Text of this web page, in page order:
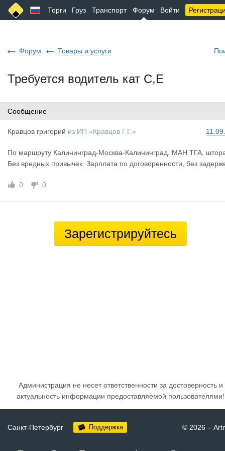
Торги Груз Транспорт Форум Войти
Форум Товары и услуги
Требуется водитель кат С,Е
Сообщение
Кравцов григорий из ИП «Кравцов Г.Г.»
По маршруту Калининград-Москва-Калининград. МАН ТГА,
Без вредных привычек. Зарплата по договоренности, без
0 0
Зарегистрируйтесь
Администрация не несет ответственности за достоверность и
актуальность информации предоставляемой пользователями!
Санкт-Петербург Поддержка © 2026 –